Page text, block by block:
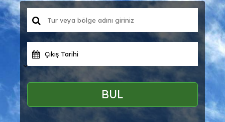
Çıkış Tarihi
BUL